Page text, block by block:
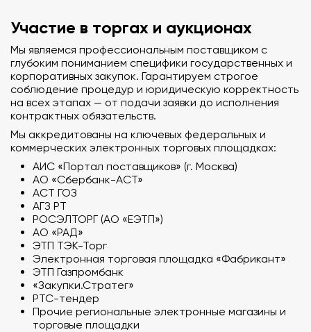
Участие в торгах и аукционах
Мы являемся профессиональным поставщиком с
глубоким пониманием специфики государственных и
корпоративных закупок. Гарантируем строгое
соблюдение процедур и юридическую корректность
на всех этапах — от подачи заявки до исполнения
контрактных обязательств.
Мы аккредитованы на ключевых федеральных и
коммерческих электронных торговых площадках:
АИС «Портал поставщиков» (г. Москва)
АО «Сбербанк-АСТ»
АСТ ГОЗ
АГЗ РТ
РОСЭЛТОРГ (АО «ЕЭТП»)
АО «РАД»
ЭТП ТЭК-Торг
Электронная торговая площадка «Фабрикант»
ЭТП Газпромбанк
«Закупки.Стратег»
РТС-тендер
Прочие региональные электронные магазины и
торговые площадки